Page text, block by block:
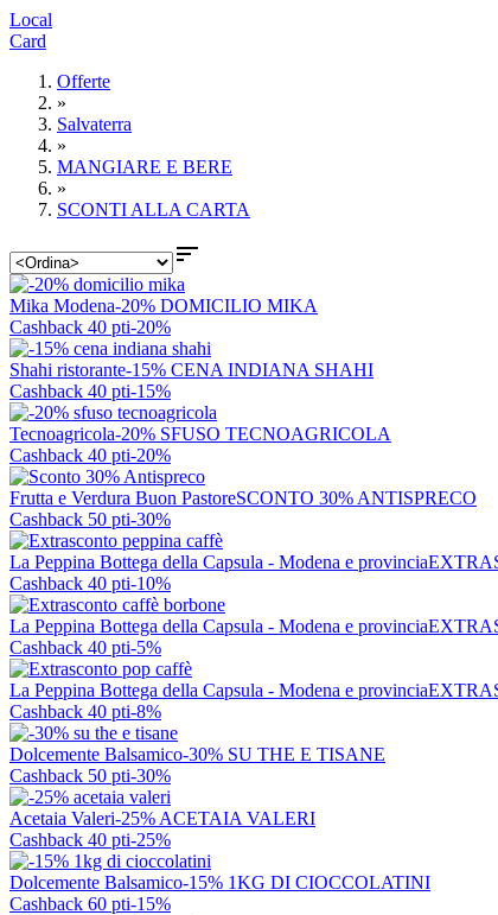
Local
Card
Offerte
»
Salvaterra
»
MANGIARE E BERE
»
SCONTI ALLA CARTA

Mika Modena-20% DOMICILIO MIKA
Cashback 40 pti-20%
Shahi ristorante-15% CENA INDIANA SHAHI
Cashback 40 pti-15%
Tecnoagricola-20% SFUSO TECNOAGRICOLA
Cashback 40 pti-20%
Frutta e Verdura Buon PastoreSCONTO 30% ANTISPRECO
Cashback 50 pti-30%
La Peppina Bottega della Capsula - Modena e provincia
Cashback 40 pti-10%
La Peppina Bottega della Capsula - Modena e provincia
Cashback 40 pti-5%
La Peppina Bottega della Capsula - Modena e provincia
Cashback 40 pti-8%
Dolcemente Balsamico-30% SU THE E TISANE
Cashback 50 pti-30%
Acetaia Valeri-25% ACETAIA VALERI
Cashback 40 pti-25%
Dolcemente Balsamico-15% 1KG DI CIOCCOLATINI
Cashback 60 pti-15%